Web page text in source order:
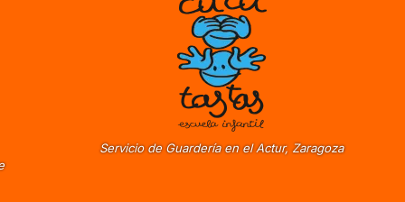
Servicio de Guardería en el Actur, Zaragoza